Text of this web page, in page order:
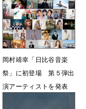
決定
5月15日 06時00分
岡村靖幸「日比谷音楽
祭」に初登場 第５弾出
演アーティストを発表